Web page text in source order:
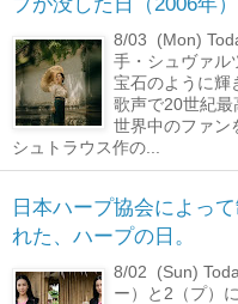
8/03 (Mon)
手・シュヴァル
宝石のように輝
歌声で20世紀最
世界中のファン
シュトラウス作の...
日本ハープ協会によっ
れた、ハープの日。
8/02 (Sun)
ー）と2（プ）